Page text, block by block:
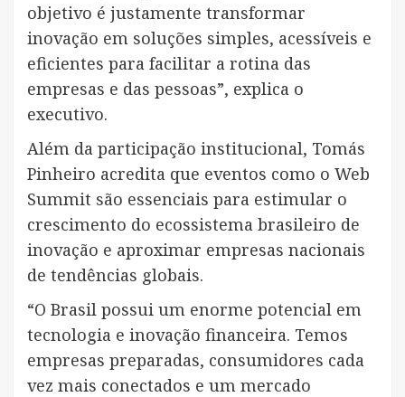
objetivo é justamente transformar
inovação em soluções simples, acessíveis e
eficientes para facilitar a rotina das
empresas e das pessoas”, explica o
executivo.
Além da participação institucional, Tomás
Pinheiro acredita que eventos como o Web
Summit são essenciais para estimular o
crescimento do ecossistema brasileiro de
inovação e aproximar empresas nacionais
de tendências globais.
“O Brasil possui um enorme potencial em
tecnologia e inovação financeira. Temos
empresas preparadas, consumidores cada
vez mais conectados e um mercado